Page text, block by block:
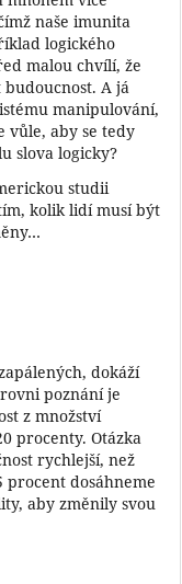
naše imunita
logického
malou chvílí, že
A já
manipulování,
vůle, aby se tedy
slova logicky?
studii
kolik lidí musí být
dokáží
poznání je
z množství
procenty. Otázka
rychlejší, než
procent dosáhneme
aby změnily svou